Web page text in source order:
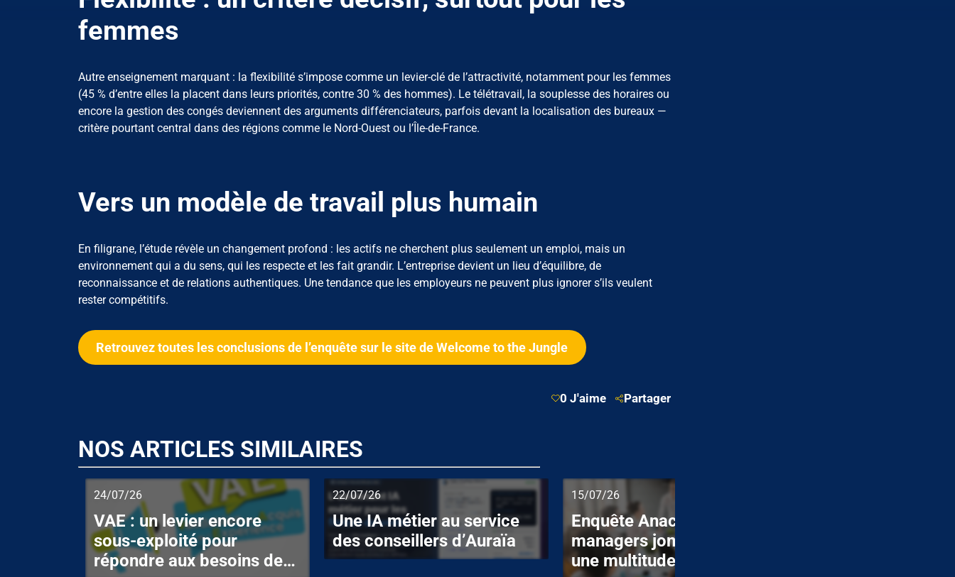
femmes
Autre enseignement marquant : la flexibilité s’impose comme un levier-clé de l’attractivité, notamment pour les femmes
(45 % d’entre elles la placent dans leurs priorités, contre 30 % des hommes). Le télétravail, la souplesse des horaires ou
encore la gestion des congés deviennent des arguments différenciateurs, parfois devant la localisation des bureaux —
critère pourtant central dans des régions comme le Nord-Ouest ou l’Île-de-France.
Vers un modèle de travail plus humain
En filigrane, l’étude révèle un changement profond : les actifs ne cherchent plus seulement un emploi, mais un
environnement qui a du sens, qui les respecte et les fait grandir. L’entreprise devient un lieu d’équilibre, de
reconnaissance et de relations authentiques. Une tendance que les employeurs ne peuvent plus ignorer s’ils veulent
rester compétitifs.
Retrouvez toutes les conclusions de l’enquête sur le site de Welcome to the Jungle
0 J'aime Partager
NOS ARTICLES SIMILAIRES
24/07/26
VAE : un levier encore
sous-exploité pour
répondre aux besoins de
22/07/26
Une IA métier au service
des conseillers d’Auraïa
15/07/26
Enquête Anact : quand les
managers jonglent avec
une multitude de missions